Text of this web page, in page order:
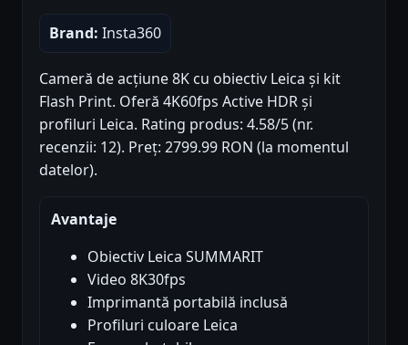
Brand: Insta360
Cameră de acțiune 8K cu obiectiv Leica și kit
Flash Print. Oferă 4K60fps Active HDR și
profiluri Leica. Rating produs: 4.58/5 (nr.
recenzii: 12). Preț: 2799.99 RON (la momentul
datelor).
Avantaje
Obiectiv Leica SUMMARIT
Video 8K30fps
Imprimantă portabilă inclusă
Profiluri culoare Leica